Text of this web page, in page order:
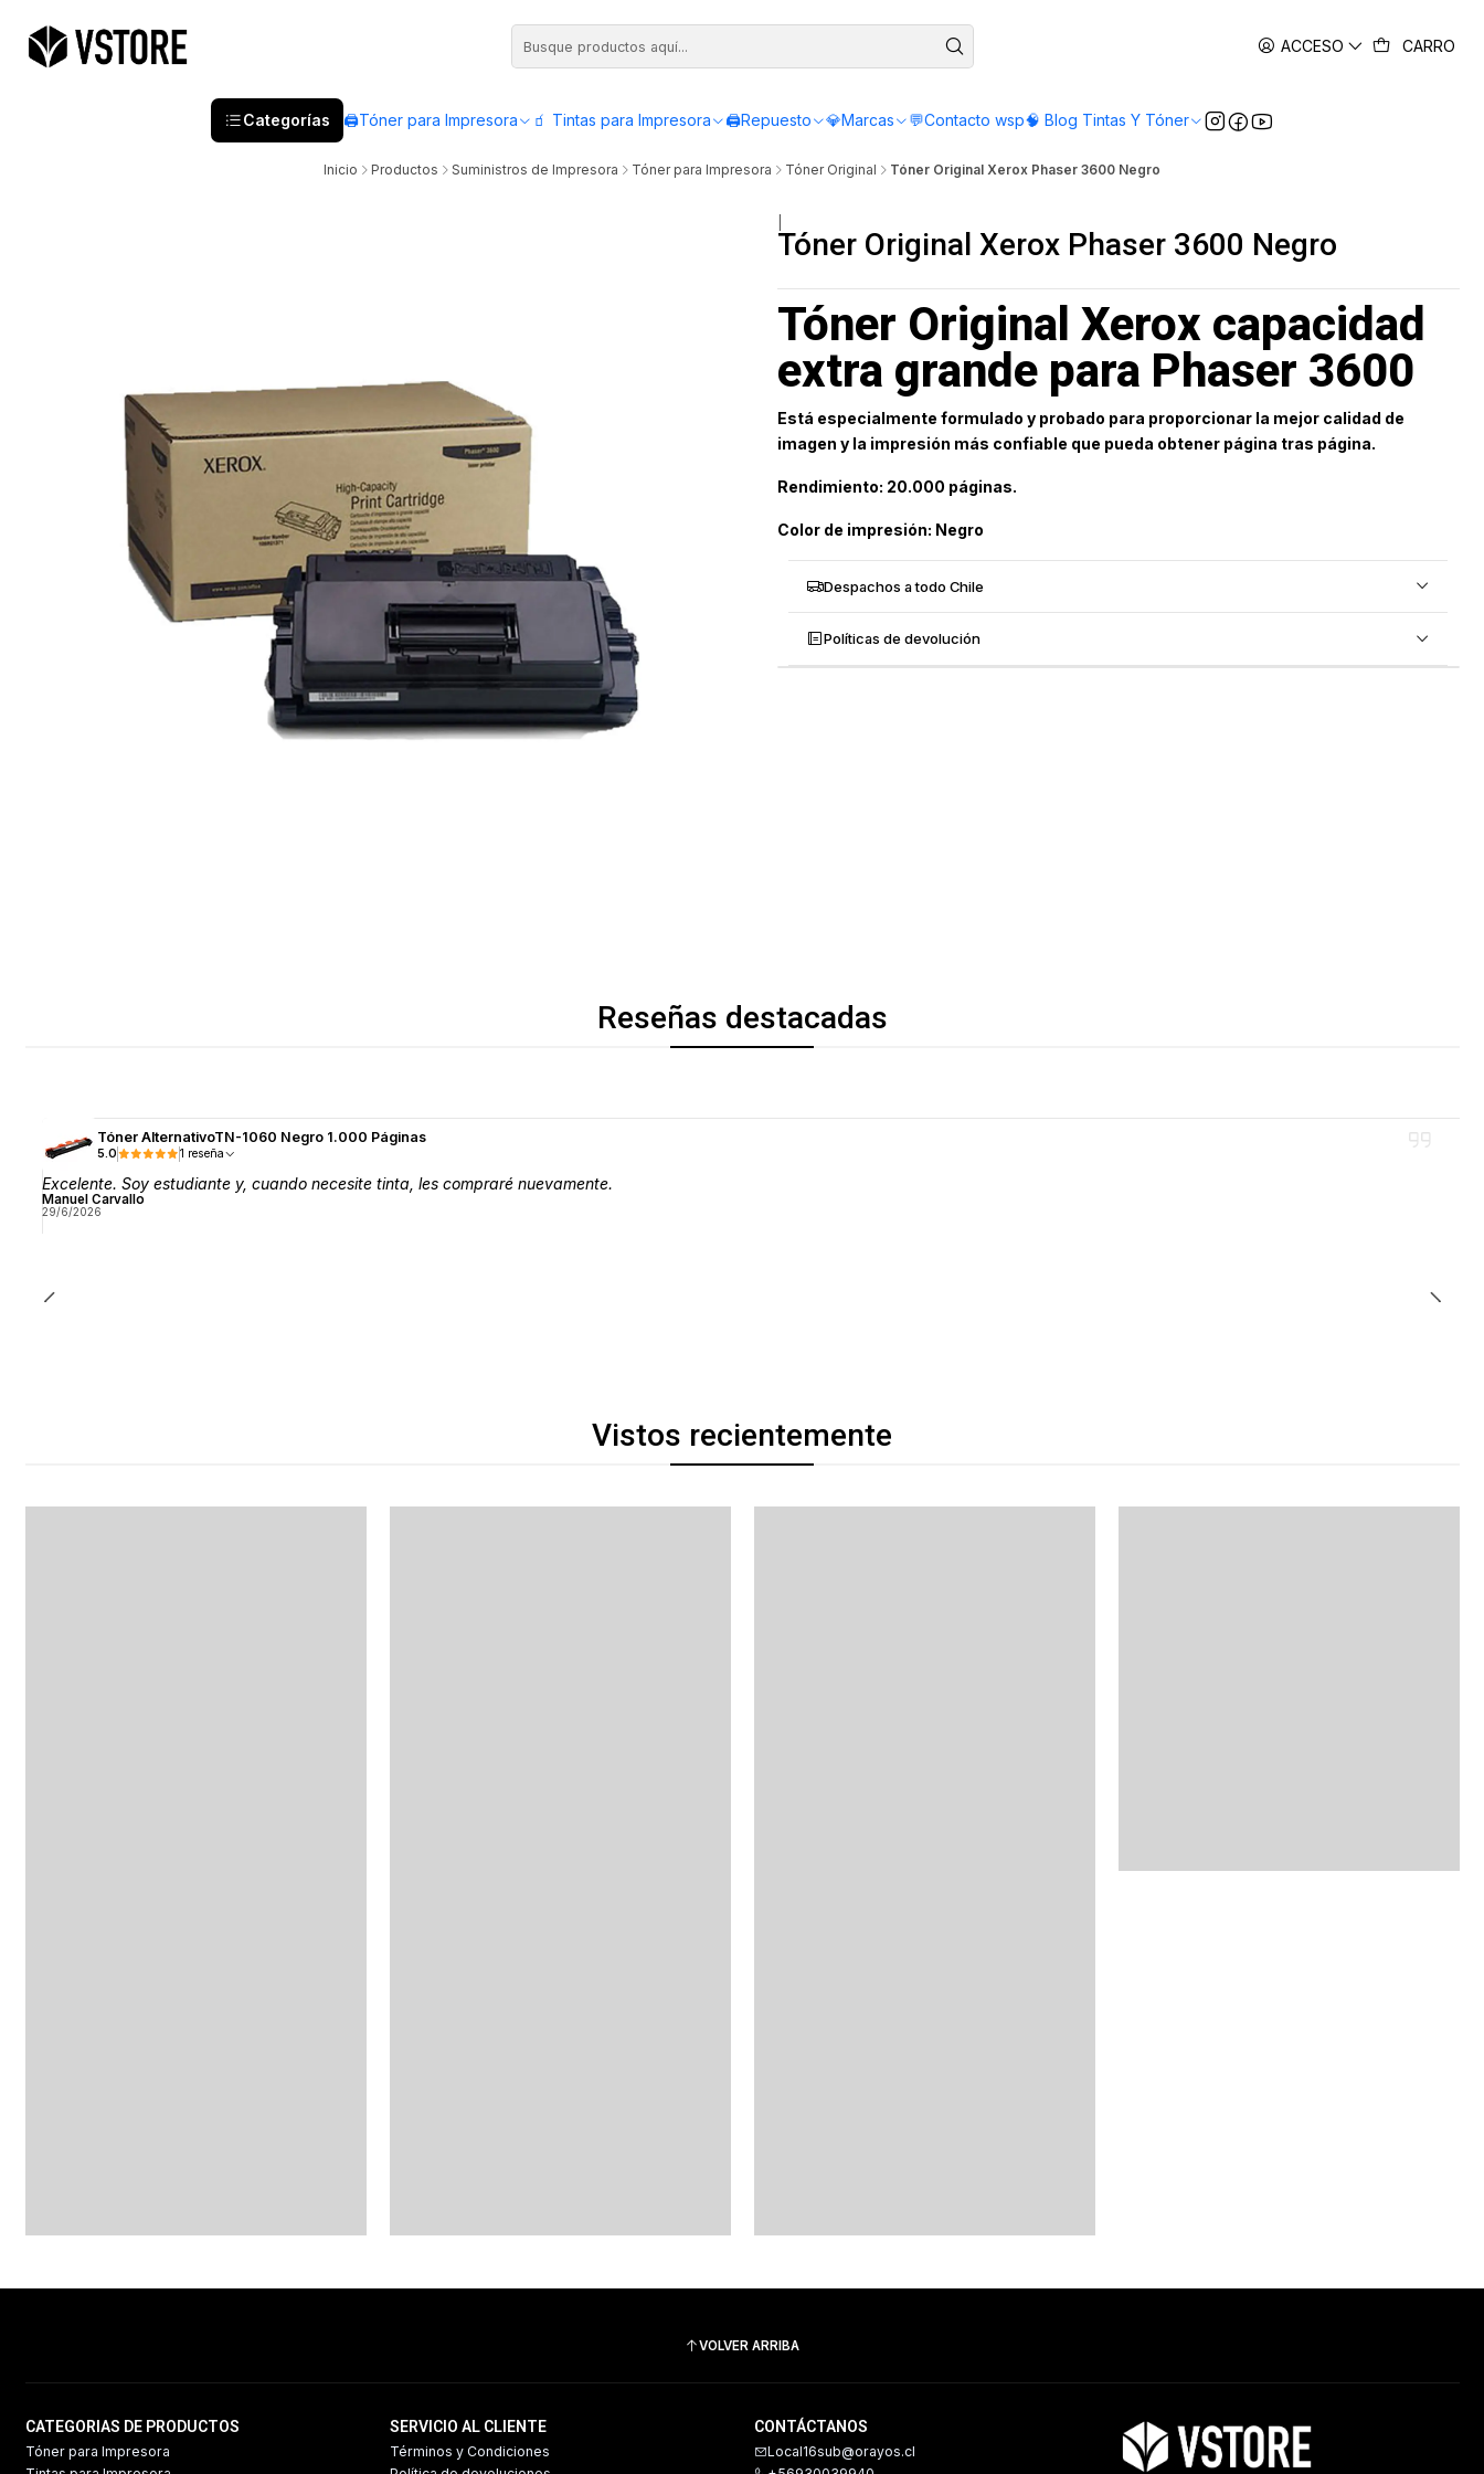
ACCESO CARRO
Categorías 🖨️Tóner para Impresora 🧃 Tintas para Impresora 🖨️Repuesto 💎Marcas 💬Contacto wsp🧠 Blog Tintas Y Tóner
Compra antes de las 12:00 y recibe el mismo día - Servicio de Lunes a Viernes
Inicio Productos Suministros de Impresora Tóner para Impresora Tóner Original Tóner Original Xerox Phaser 3600 Negro
Tóner Original Xerox Phaser 3600 Negro
Tóner Original Xerox capacidad
extra grande para Phaser 3600
Está especialmente formulado y probado para proporcionar la mejor calidad de
imagen y la impresión más confiable que pueda obtener página tras página.
Rendimiento: 20.000 páginas.
Color de impresión: Negro
Despachos a todo Chile
Políticas de devolución
Reseñas destacadas
Tóner AlternativoTN-1060 Negro 1.000 Páginas
5.0 1 reseña
Excelente. Soy estudiante y, cuando necesite tinta, les compraré nuevamente.
Manuel Carvallo
29/6/2026
Vistos recientemente
VOLVER ARRIBA
CATEGORIAS DE PRODUCTOS
Tóner para Impresora
SERVICIO AL CLIENTE
Términos y Condiciones
CONTÁCTANOS
Local16sub@orayos.cl